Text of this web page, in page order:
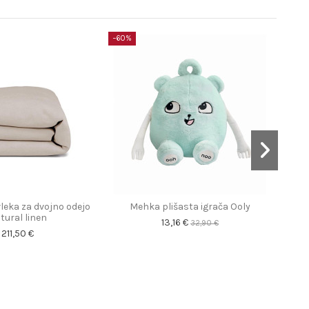
za dvojno odejo
linen
211,50 €
−60%
Mehka plišasta igrača Ooly
13,16 €32,90 €